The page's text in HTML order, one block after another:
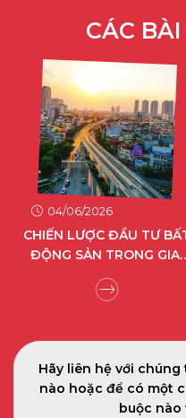
CÁC
04/06/2026
CHIẾN LƯỢC ĐẦU TƯ
ĐỘNG SẢN TRONG GIAI
ĐOẠN TÁI ĐỊNH HÌNH GIÁ
TRỊ
Hãy liên hệ với
nào hoặc để có một
buộc nào